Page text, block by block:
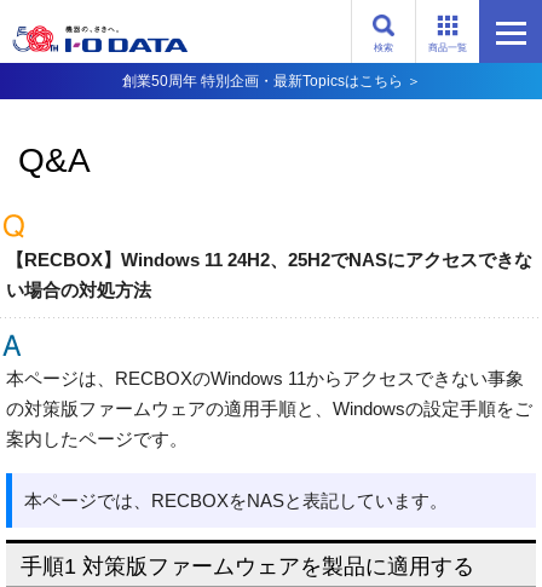
商品一覧
検索
創業50周年 特別企画・最新Topicsはこちら ＞
Q&A
【RECBOX】Windows 11 24H2、25H2でNASにアクセスできな
い場合の対処方法
本ページは、RECBOXのWindows 11からアクセスできない事象
の対策版ファームウェアの適用手順と、Windowsの設定手順をご
案内したページです。
本ページでは、RECBOXをNASと表記しています。
手順1 対策版ファームウェアを製品に適用する